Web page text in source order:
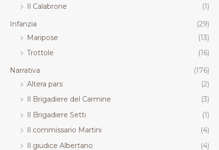
Il Calabrone
(1)
Infanzia
(29)
Maripose
(13)
Trottole
(16)
Narrativa
(176)
Altera pars
(2)
Il Brigadiere del Carmine
(3)
Il Brigadiere Setti
(1)
Il commissario Martini
(4)
Il giudice Albertano
(4)